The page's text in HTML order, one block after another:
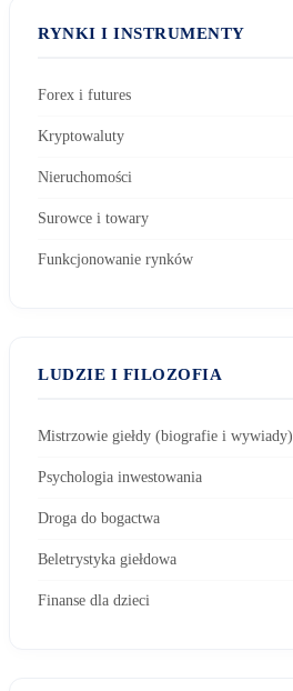
RYNKI I INSTRUMENTY
Forex i futures
Kryptowaluty
Nieruchomości
Surowce i towary
Funkcjonowanie rynków
LUDZIE I FILOZOFIA
Mistrzowie giełdy (biografie i wywiady)
Psychologia inwestowania
Droga do bogactwa
Beletrystyka giełdowa
Finanse dla dzieci